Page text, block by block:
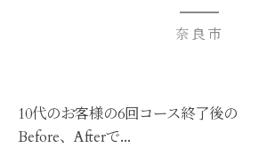
奈良市
10代のお客様の6回コース終了後の
Before、Afterで...